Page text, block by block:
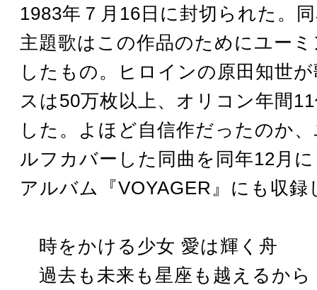
1983年７月16日に封切られた。
主題歌はこの作品のためにユー
したもの。ヒロインの原田知世
スは50万枚以上、オリコン年間
した。よほど自信作だったのか
ルフカバーした同曲を同年12月
アルバム『VOYAGER』にも収録
時をかける少女 愛は輝く舟
過去も未来も星座も越えるから